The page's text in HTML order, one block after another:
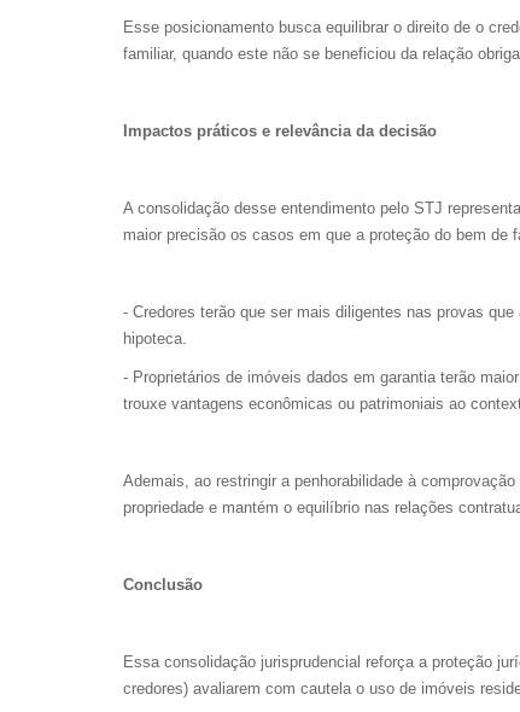
Esse posicionamento busca equilibrar o direito de o
familiar, quando este não se beneficiou da relação
Impactos práticos e relevância da decisão
A consolidação desse entendimento pelo STJ
maior precisão os casos em que a proteção do bem
- Credores terão que ser mais diligentes nas provas
hipoteca.
- Proprietários de imóveis dados em garantia terão
trouxe vantagens econômicas ou patrimoniais ao
Ademais, ao restringir a penhorabilidade à
propriedade e mantém o equilíbrio nas relações
Conclusão
Essa consolidação jurisprudencial reforça a proteção
credores) avaliarem com cautela o uso de imóveis